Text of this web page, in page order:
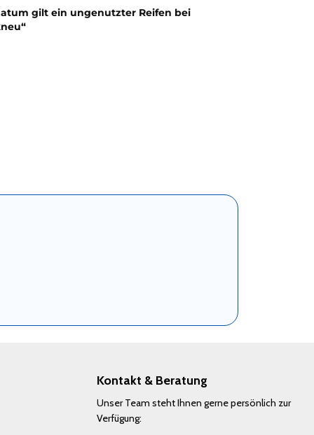
gilt ein ungenutzter Reifen bei
Kontakt & Beratung
Unser Team steht Ihnen gerne persönlich zur
Verfügung: